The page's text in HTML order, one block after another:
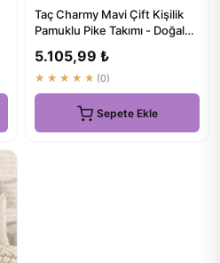
Taç Charmy Mavi Çift Kişilik
Pamuklu Pike Takımı - Doğal
5.105,99 ₺
★★★★★ (0)
Sepete Ekle